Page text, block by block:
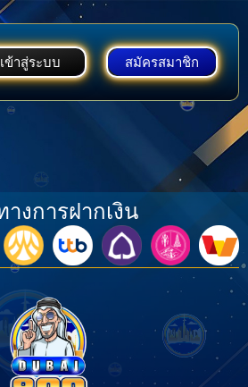
เข้าสู่ระบบ สมัครสมาชิก
างการฝากเงิน